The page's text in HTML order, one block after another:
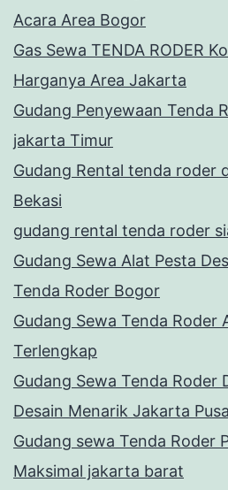
Acara Area Bogor
Gas Sewa TENDA RODER
Harganya Area Jakarta
Gudang Penyewaan Tenda
jakarta Timur
Gudang Rental tenda roder
Bekasi
gudang rental tenda roder
Gudang Sewa Alat Pesta
Tenda Roder Bogor
Gudang Sewa Tenda Roder
Terlengkap
Gudang Sewa Tenda Roder
Desain Menarik Jakarta
Gudang sewa Tenda Roder
Maksimal jakarta barat